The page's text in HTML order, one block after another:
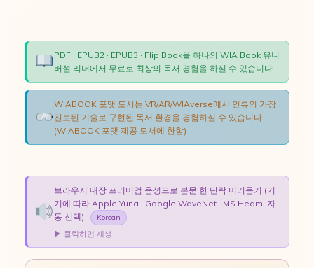
PDF · EPUB2 · EPUB3 · Flip Book을 하나의 WIA Book 유니
버설 리더에서 무료로 최상의 독서 경험을 하실 수 있습니다.
WIABOOK 포맷 도서는 VR/AR/WIAverse에서 인류의 가장
진보된 기술로 구현된 독서 환경을 경험하실 수 있습니다
(WIABOOK 포맷 제공 도서에 한함)
브라우저 내장 프리미엄 음성으로 본문 한 단락 미리듣기 (기
기에 따라 Apple Yuna · Google WaveNet · MS Heami 자
동 선택)
Korean
▶ 클릭하면 재생